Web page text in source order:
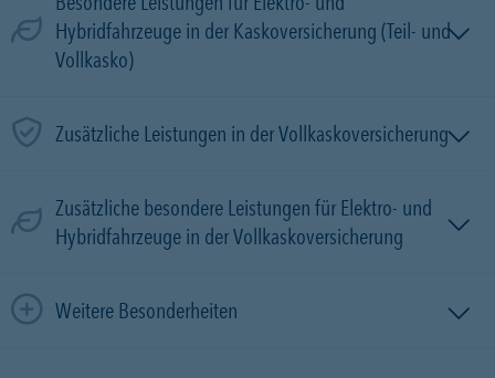
Hybridfahrzeuge in der Kaskoversicherung (Teil- und
Vollkasko)
Zusätzliche Leistungen in der Vollkaskoversicherung
Zusätzliche besondere Leistungen für Elektro- und
Hybridfahrzeuge in der Vollkaskoversicherung
Weitere Besonderheiten